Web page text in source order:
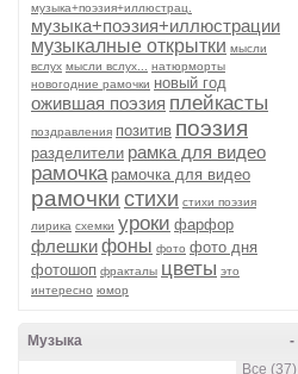
музыка+поэзия+иллюстрац.
музыка+поэзия+иллюстрации
музыкалные открытки мысли
вслух мысли вслух...
натюрморты
новогодние рамочки новый год
ожившая поэзия плейкасты
поздравления позитив поэзия
разделители рамка для видео
рамочка рамочка для видео
рамочки стихи стихи поэзия
лирика схемки уроки фарфор
флешкифоны фото фото дня
фотошоп фракталы цветы это
интересно юмор
-
Музыка
Все (37)